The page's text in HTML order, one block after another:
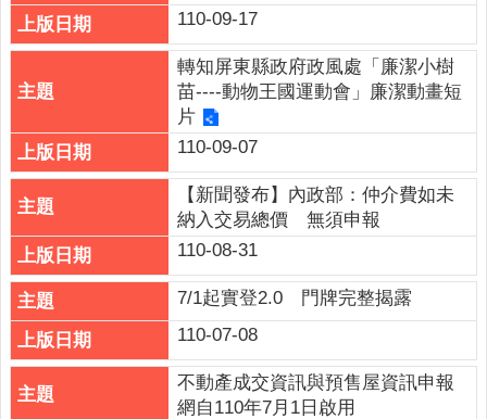
網
站
料
放
宣
告
110-09-17
轉知屏東縣政府政風處「廉潔小樹
苗----動物王國運動會」廉潔動畫短
片
110-09-07
【新聞發布】內政部：仲介費如未
納入交易總價 無須申報
110-08-31
7/1起實登2.0 門牌完整揭露
110-07-08
不動產成交資訊與預售屋資訊申報
網自110年7月1日啟用